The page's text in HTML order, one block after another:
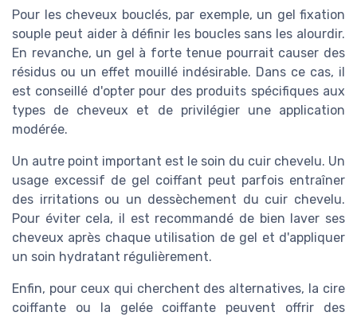
Pour les cheveux bouclés, par exemple, un gel fixation
souple peut aider à définir les boucles sans les alourdir.
En revanche, un gel à forte tenue pourrait causer des
résidus ou un effet mouillé indésirable. Dans ce cas, il
est conseillé d'opter pour des produits spécifiques aux
types de cheveux et de privilégier une application
modérée.
Un autre point important est le soin du cuir chevelu. Un
usage excessif de gel coiffant peut parfois entraîner
des irritations ou un dessèchement du cuir chevelu.
Pour éviter cela, il est recommandé de bien laver ses
cheveux après chaque utilisation de gel et d'appliquer
un soin hydratant régulièrement.
Enfin, pour ceux qui cherchent des alternatives, la cire
coiffante ou la gelée coiffante peuvent offrir des